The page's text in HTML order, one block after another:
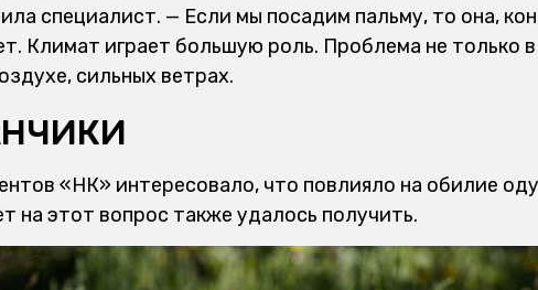
специалист. — Если мы посадим пальму, то она,
Климат играет большую роль. Проблема не только
сильных ветрах.
«НК» интересовало, что повлияло на обилие
на этот вопрос также удалось получить.